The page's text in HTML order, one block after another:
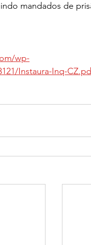
mandados de
wp-
Instaura-Inq-